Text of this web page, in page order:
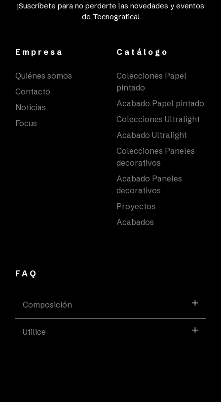
¡Suscríbete para no perderte las novedades y eventos
de Tecnografica!
Empresa
Quiénes somos
Contacto
Noticias
Focus
Catálogo
Colecciones Papel
pintado
Acabado Papel pintado
Colecciones Ultralight
Acabado Ultralight
Colecciones Paneles
decorativos
Acabado Paneles
decorativos
Proyectos
Acabados
FAQ
Composición
Utilice